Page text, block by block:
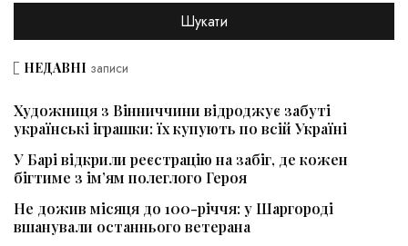
НЕДАВНІ записи
Художниця з Вінниччини відроджує забуті
українські іграшки: їх купують по всій Україні
У Барі відкрили реєстрацію на забіг, де кожен
бігтиме з ім’ям полеглого Героя
Не дожив місяця до 100-річчя: у Шаргороді
вшанували останнього ветерана